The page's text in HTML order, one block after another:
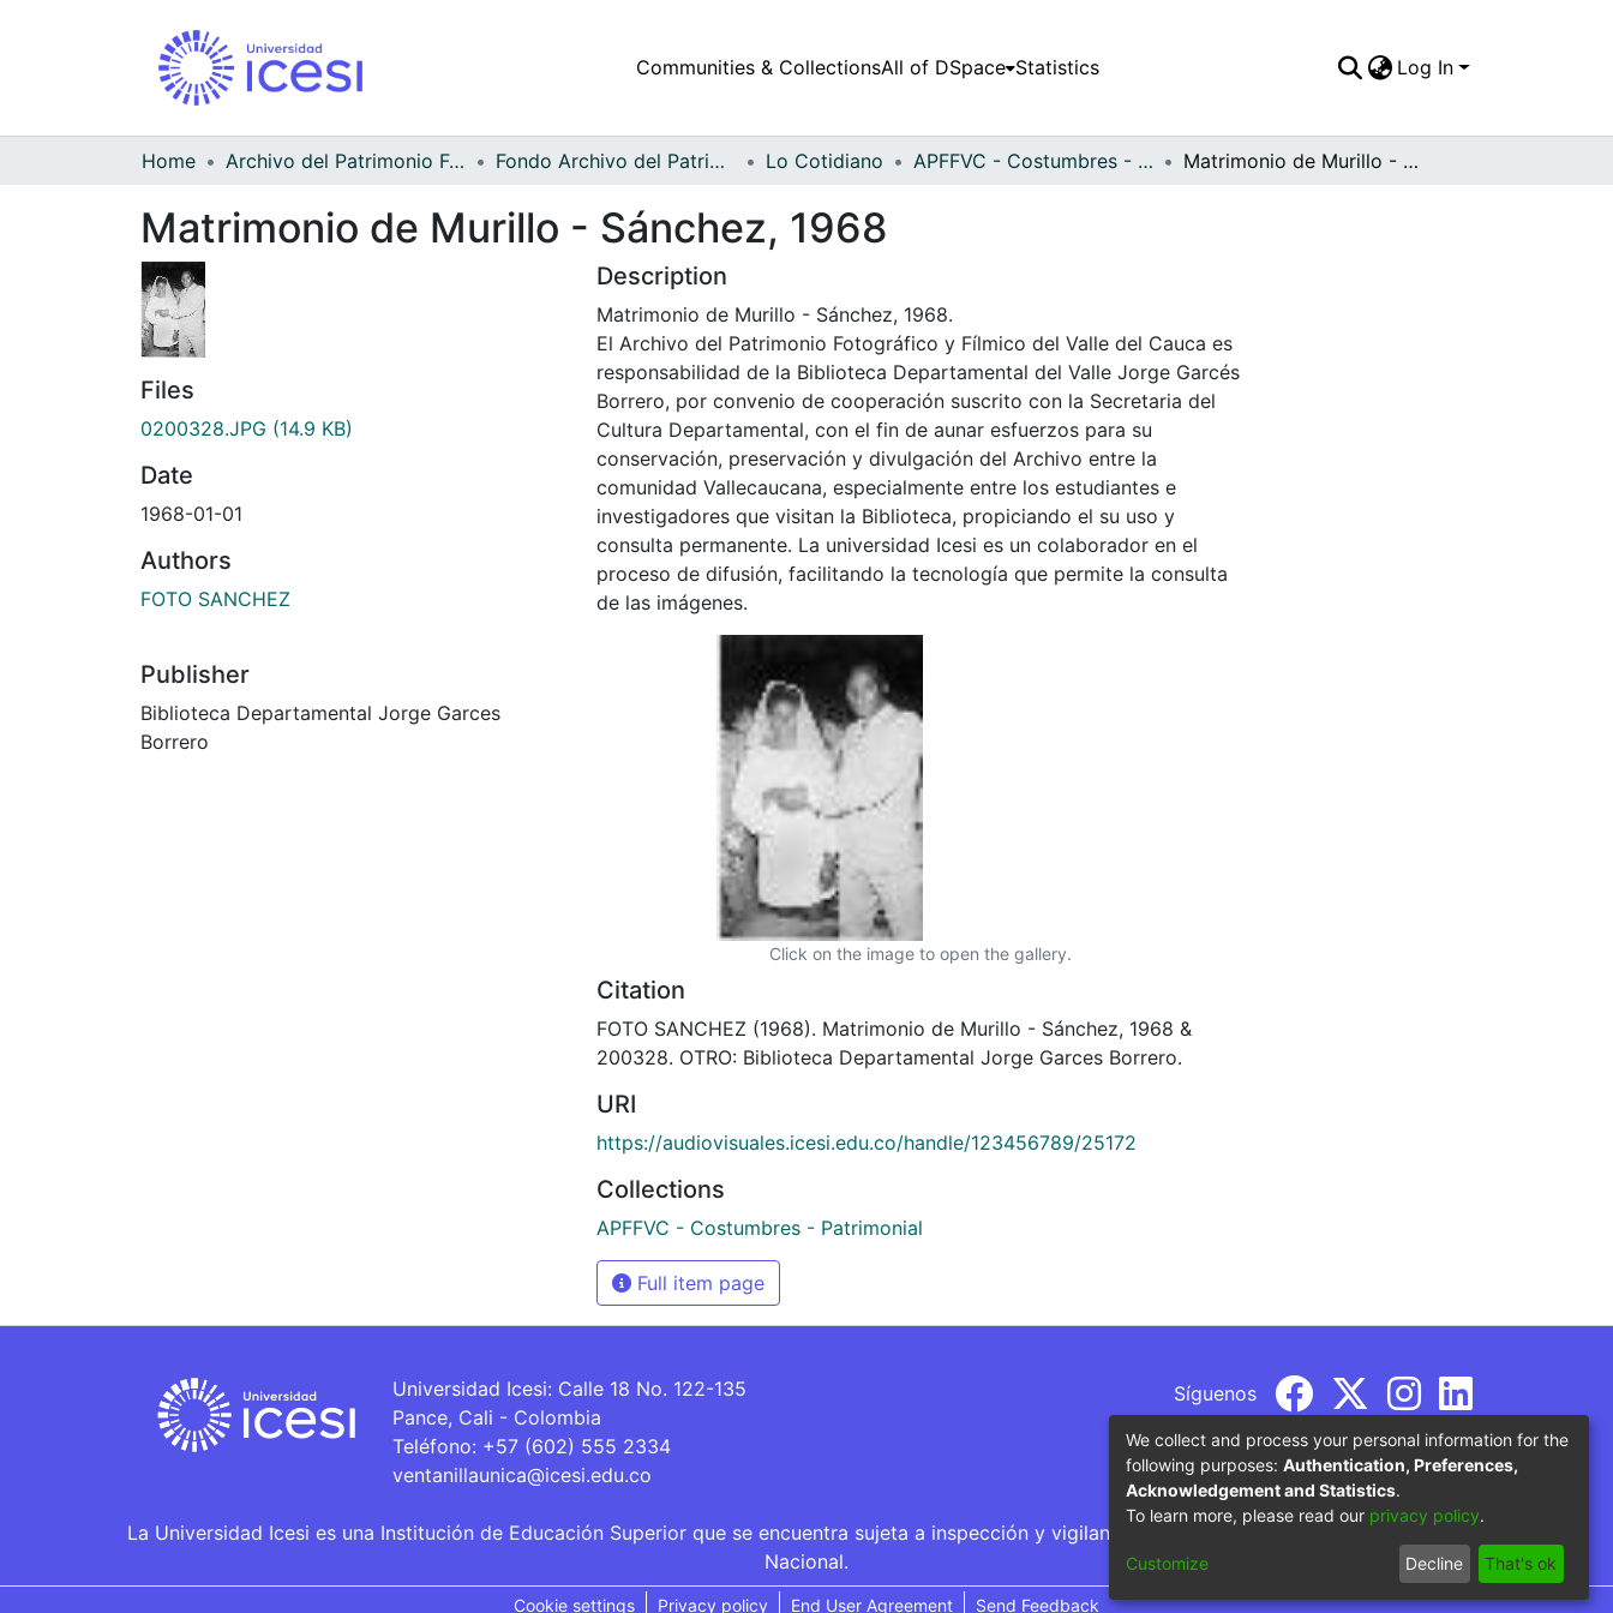
Communities & CollectionsAll of DSpace Statistics Log In
Home Archivo del Patrimonio Fotográfico y Fílmico del Valle del Cauca Fondo Archivo del Patrimonio Fotográfico y Fílmico del Valle del Cauca Lo Cotidiano APFFVC - Costumbres - Patrimonial Matrimonio de Murillo - Sánchez, 1968
Matrimonio de Murillo - Sánchez, 1968
Files
0200328.JPG (14.9 KB)
Date
1968-01-01
Authors
FOTO SANCHEZ
Publisher
Biblioteca Departamental Jorge Garces
Borrero
Description
Matrimonio de Murillo - Sánchez, 1968.
El Archivo del Patrimonio Fotográfico y Fílmico del Valle del Cauca es
responsabilidad de la Biblioteca Departamental del Valle Jorge Garcés
Borrero, por convenio de cooperación suscrito con la Secretaria del
Cultura Departamental, con el fin de aunar esfuerzos para su
conservación, preservación y divulgación del Archivo entre la
comunidad Vallecaucana, especialmente entre los estudiantes e
investigadores que visitan la Biblioteca, propiciando el su uso y
consulta permanente. La universidad Icesi es un colaborador en el
proceso de difusión, facilitando la tecnología que permite la consulta
de las imágenes.
Click on the image to open the gallery.
Citation
FOTO SANCHEZ (1968). Matrimonio de Murillo - Sánchez, 1968 &
200328. OTRO: Biblioteca Departamental Jorge Garces Borrero.
URI
https://audiovisuales.icesi.edu.co/handle/123456789/25172
Collections
APFFVC - Costumbres - Patrimonial
Full item page
Universidad Icesi: Calle 18 No. 122-135
Pance, Cali - Colombia
Teléfono: +57 (602) 555 2334
ventanillaunica@icesi.edu.co
Síguenos
La Universidad Icesi es una Institución de Educación Superior que se encuentra sujeta a inspección y vigilancia por parte del Ministerio de Educación
Nacional.
Cookie settings Privacy policy End User Agreement Send Feedback
We collect and process your personal information for the
following purposes: Authentication, Preferences,
Acknowledgement and Statistics.
To learn more, please read our privacy policy.
Customize Decline That's ok